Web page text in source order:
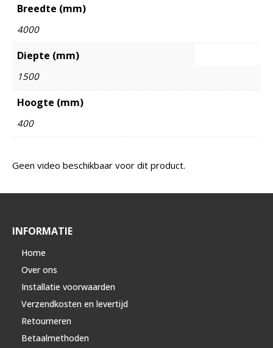
Breedte (mm)
4000
Diepte (mm)
1500
Hoogte (mm)
400
Geen video beschikbaar voor dit product.
INFORMATIE
Home
Over ons
Installatie voorwaarden
Verzendkosten en levertijd
Retourneren
Betaalmethoden